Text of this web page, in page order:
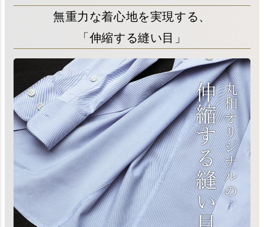
無重力な着心地を実現する、
「伸縮する縫い目」